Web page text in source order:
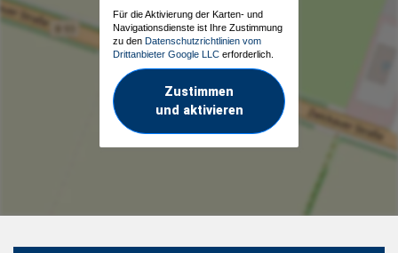
Für die Aktivierung der Karten- und
Navigationsdienste ist Ihre Zustimmung
zu den Datenschutzrichtlinien vom
Drittanbieter Google LLC erforderlich.
Zustimmen
und aktivieren